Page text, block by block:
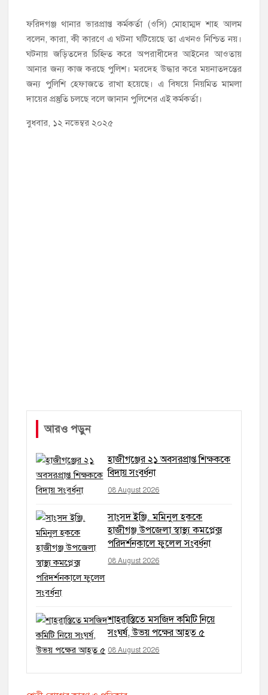
‎ফরিদগঞ্জ থানার ভারপ্রাপ্ত কর্মকর্তা (ওসি) মোহাম্মদ শাহ আলম
বলেন, কারা, কী কারণে এ ঘটনা ঘটিয়েছে তা এখনও নিশ্চিত নয়।
ঘটনায় জড়িতদের চিহ্নিত করে অপরাধীদের আইনের আওতায়
আনার জন্য কাজ করছে‌ পুলিশ। মরদেহ উদ্ধার করে ময়নাতদন্তের
জন্য পুলিশি হেফাজতে রাখা হয়েছে। এ বিষয়ে নিয়মিত মামলা
দায়ের প্রস্তুতি চলছে বলে জানান পুলিশের এই‌ কর্মকর্তা।
বুধবার, ১২ নভেম্বর ২০২৫
আরও পড়ুন
হাজীগঞ্জের ২১ অবসরপ্রাপ্ত শিক্ষককে
বিদায় সংবর্ধনা
08 August 2026
সাংসদ ইঞ্জি. মমিনুল হককে
হাজীগঞ্জ উপজেলা স্বাস্থ্য কমপ্লেক্স
পরিদর্শনকালে ফুলেল সংবর্ধনা
08 August 2026
শাহরাস্তিতে মসজিদ কমিটি নিয়ে
সংঘর্ষ, উভয় পক্ষের আহত ৫
08 August 2026